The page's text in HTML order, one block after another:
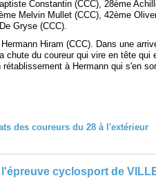
Constantin (CCC), 28ème
Melvin Mullet (CCC), 42ème
Gryse (CCC).
Hiram (CCC). Dans une
chute du coureur qui vire en tête qui
à Hermann qui s'en
cyclosport de